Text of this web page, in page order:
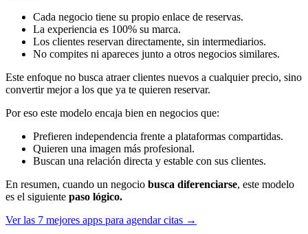
Cada negocio tiene su propio enlace de reservas.
La experiencia es 100% su marca.
Los clientes reservan directamente, sin intermediarios.
No compites ni apareces junto a otros negocios similares.
Este enfoque no busca atraer clientes nuevos a cualquier precio, sino
convertir mejor a los que ya te quieren reservar.
Por eso este modelo encaja bien en negocios que:
Prefieren independencia frente a plataformas compartidas.
Quieren una imagen más profesional.
Buscan una relación directa y estable con sus clientes.
En resumen, cuando un negocio busca diferenciarse, este modelo
es el siguiente paso lógico.
Ver las 7 mejores apps para agendar citas →